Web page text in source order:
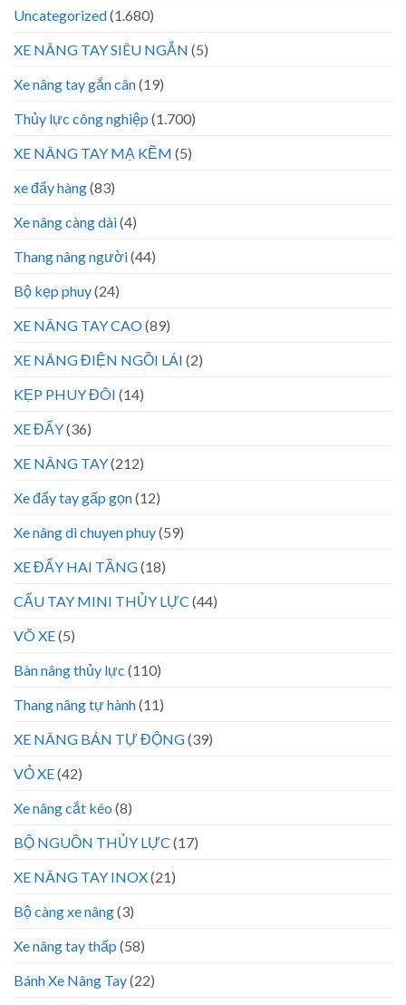
Uncategorized(1.680)
XE NÂNG TAY SIÊU NGẮN (5)
Xe nâng tay gắn cân(19)
Thủy lực công nghiệp (1.700)
XE NÂNG TAY MẠ KẼM (5)
xe đẩy hàng(83)
Xe nâng càng dài(4)
Thang nâng người(44)
Bộ kẹp phuy(24)
XE NÂNG TAY CAO(89)
XE NÂNG ĐIỆN NGỒI LÁI (2)
KẸP PHUY ĐÔI (14)
XE ĐẨY(36)
XE NÂNG TAY(212)
Xe đẩy tay gấp gọn(12)
Xe nâng di chuyen phuy(59)
XE ĐẨY HAI TẦNG(18)
CẨU TAY MINI THỦY LỰC (44)
VÕ XE(5)
Bàn nâng thủy lực (110)
Thang nâng tự hành(11)
XE NÂNG BÁN TỰ ĐỘNG(39)
VỎ XE(42)
Xe nâng cắt kéo (8)
BỘ NGUỒN THỦY LỰC (17)
XE NÂNG TAY INOX(21)
Bộ càng xe nâng(3)
Xe nâng tay thấp (58)
Bánh Xe Nâng Tay(22)